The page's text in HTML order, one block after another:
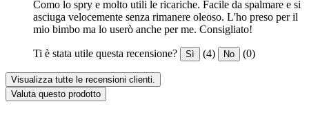
Como lo spry e molto utili le ricariche. Facile da spalmare e si
asciuga velocemente senza rimanere oleoso. L'ho preso per il
mio bimbo ma lo userò anche per me. Consigliato!
Ti è stata utile questa recensione? Sì (4) No (0)
Visualizza tutte le recensioni clienti.
Valuta questo prodotto